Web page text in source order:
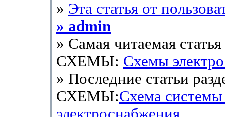
» Эта статья от
» admin
» Самая читаемая статья
СХЕМЫ: Схемы
» Последние статьи
СХЕМЫ:Схема